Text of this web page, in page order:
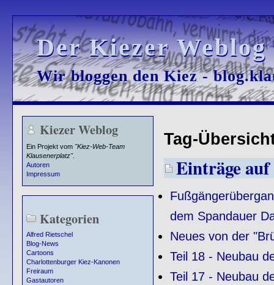
Der Kiezer
Der Kiezer
Wir bloggen den Kiez -
Wir bloggen den Kiez -
Kiezer Weblog
Ein Projekt vom "Kiez-Web-Team
Klausenerplatz".
Autoren
Impressum
Kategorien
Alfred Rietschel
Blog-News
Cartoons
Charlottenburger Kiez-Kanonen
Freiraum
Gastautoren
Tag-
Einträge
dem Spandauer
Neues von der
Teil 18 - Neubau
Teil 17 - Neubau